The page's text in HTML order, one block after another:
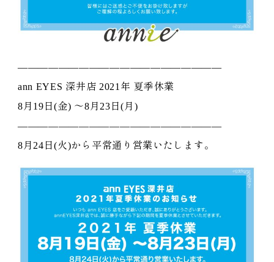
————————————————————
ann EYES 深井店 2021年 夏季休業
8月19日(金) 〜8月23日(月)
————————————————————
8月24日(火)から平常通り営業いたします。